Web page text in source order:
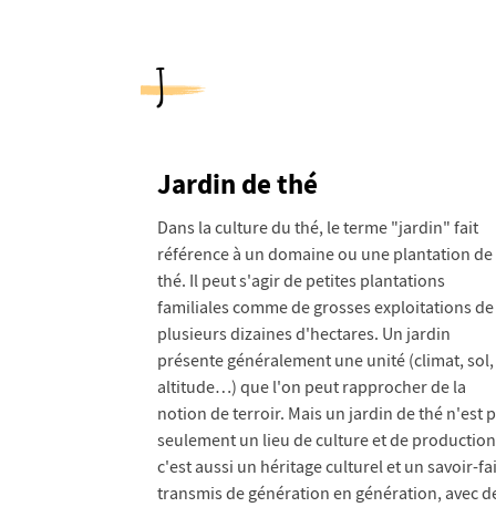
J
Jardin de thé
Dans la culture du thé, le terme "jardin" fait
référence à un domaine ou une plantation de
thé. Il peut s'agir de petites plantations
familiales comme de grosses exploitations de
plusieurs dizaines d'hectares. Un jardin
présente généralement une unité (climat, sol,
altitude…) que l'on peut rapprocher de la
notion de terroir. Mais un jardin de thé n'est
seulement un lieu de culture et de
c'est aussi un héritage culturel et un savoir-
transmis de génération en génération, avec